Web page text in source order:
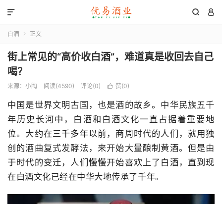
 

白酒  正文
街上常见的“高价收白酒”，难道真是收回去自己
喝？
来源：小陶 阅读(4590) 评论(0)  赞(0)
中国是世界文明古国，也是酒的故乡。中华民族五千
年历史长河中，白酒和白酒文化一直占据着重要地
位。大约在三千多年以前，商周时代的人们，就用独
创的酒曲复式发酵法，来开始大量酿制黄酒。但是由
于时代的变迁，人们慢慢开始喜欢上了白酒，直到现
在白酒文化已经在中华大地传承了千年。